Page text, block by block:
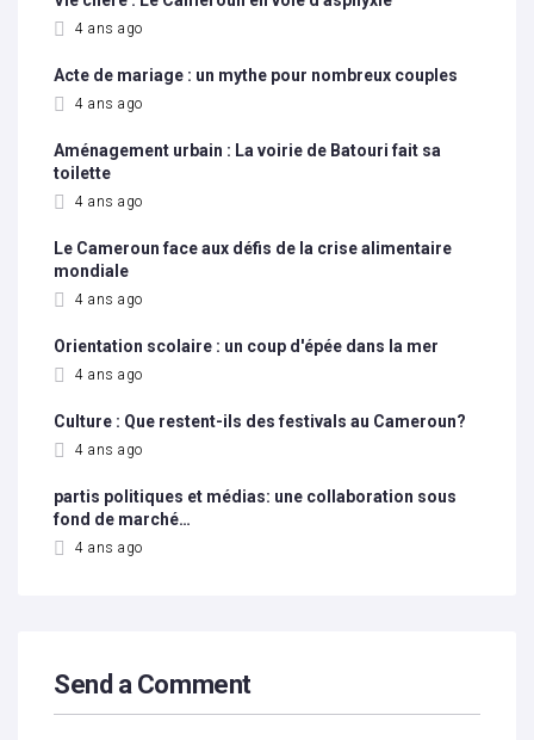
4 ans ago
Acte de mariage : un mythe pour nombreux couples
4 ans ago
Aménagement urbain : La voirie de Batouri fait sa
toilette
4 ans ago
Le Cameroun face aux défis de la crise alimentaire
mondiale
4 ans ago
Orientation scolaire : un coup d'épée dans la mer
4 ans ago
Culture : Que restent-ils des festivals au Cameroun?
4 ans ago
partis politiques et médias: une collaboration sous
fond de marché…
4 ans ago
Send a Comment